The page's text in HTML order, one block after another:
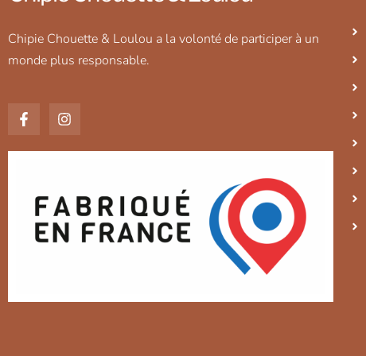
Chipie Chouette & Loulou a la volonté de participer à un
monde plus responsable.